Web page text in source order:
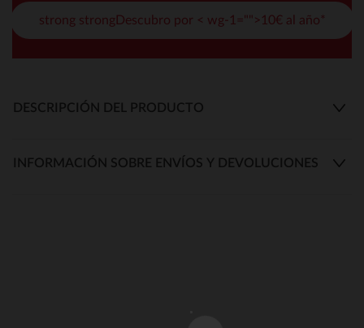
strong strongDescubro por < wg-1="">10€ al año*
DESCRIPCIÓN DEL PRODUCTO
INFORMACIÓN SOBRE ENVÍOS Y DEVOLUCIONES